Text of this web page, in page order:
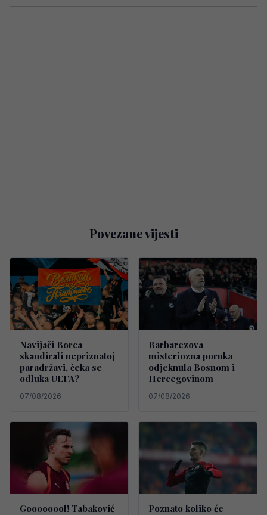
Povezane vijesti
Navijači Borca
skandirali nepriznatoj
paradržavi, čeka se
odluka UEFA?
07/08/2026
Barbarezova
misteriozna poruka
odjeknula Bosnom i
Hercegovinom
07/08/2026
Goooooool! Tabaković
Poznato koliko će